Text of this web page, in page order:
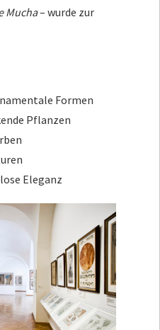
Mucha– wurde zur
Formen
Pflanzen
Eleganz